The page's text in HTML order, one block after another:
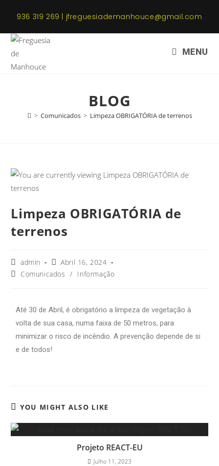
936 319 269 | jfreguesiademanhouce@gmail.com
MENU
BLOG
> Comunicados > Limpeza OBRIGATÓRIA de terrenos
Limpeza OBRIGATÓRIA de
terrenos
admin
Abril 16, 2024
Comunicados / Informação
Até 30 de Abril, é obrigatório a limpeza de vegetação à
volta de sua casa, numa faixa de 50 metros, para
minimizar o risco de incêndio. A prevenção depende de si
e de todos!
YOU MIGHT ALSO LIKE
Projeto REACT-EU
Julho 11, 2023